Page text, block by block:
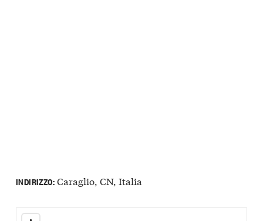
INDIRIZZO:Caraglio, CN, Italia